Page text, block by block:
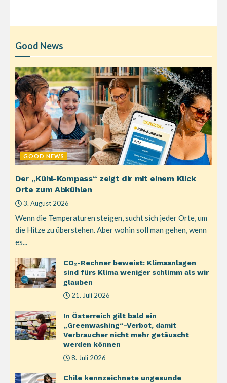
Good News
GOOD NEWS
Der „Kühl-Kompass“ zeigt dir mit einem Klick
Orte zum Abkühlen
3. August 2026
Wenn die Temperaturen steigen, sucht sich jeder Orte, um
die Hitze zu überstehen. Aber wohin soll man gehen, wenn
es...
CO₂-Rechner beweist: Klimaanlagen
sind fürs Klima weniger schlimm als wir
glauben
21. Juli 2026
In Österreich gilt bald ein
„Greenwashing“-Verbot, damit
Verbraucher nicht mehr getäuscht
werden können
8. Juli 2026
Chile kennzeichnete ungesunde